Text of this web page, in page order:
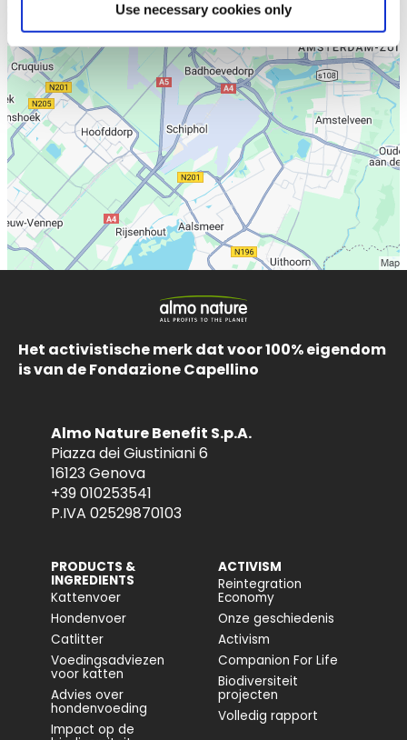
Use necessary cookies only
Het activistische merk dat voor 100% eigendom
is van de Fondazione Capellino
Almo Nature Benefit S.p.A.
Piazza dei Giustiniani 6
16123 Genova
+39 010253541
P.IVA 02529870103
PRODUCTS &
INGREDIENTS
Kattenvoer
Hondenvoer
Catlitter
Voedingsadviezen
voor katten
Advies over
hondenvoeding
Impact op de
ACTIVISM
Reintegration
Economy
Onze geschiedenis
Activism
Companion For Life
Biodiversiteit
projecten
Volledig rapport